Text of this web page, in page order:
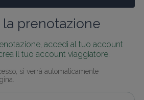
prenotazione
accedi al tuo account
il tuo account viaggiatore.
si verrà automaticamente